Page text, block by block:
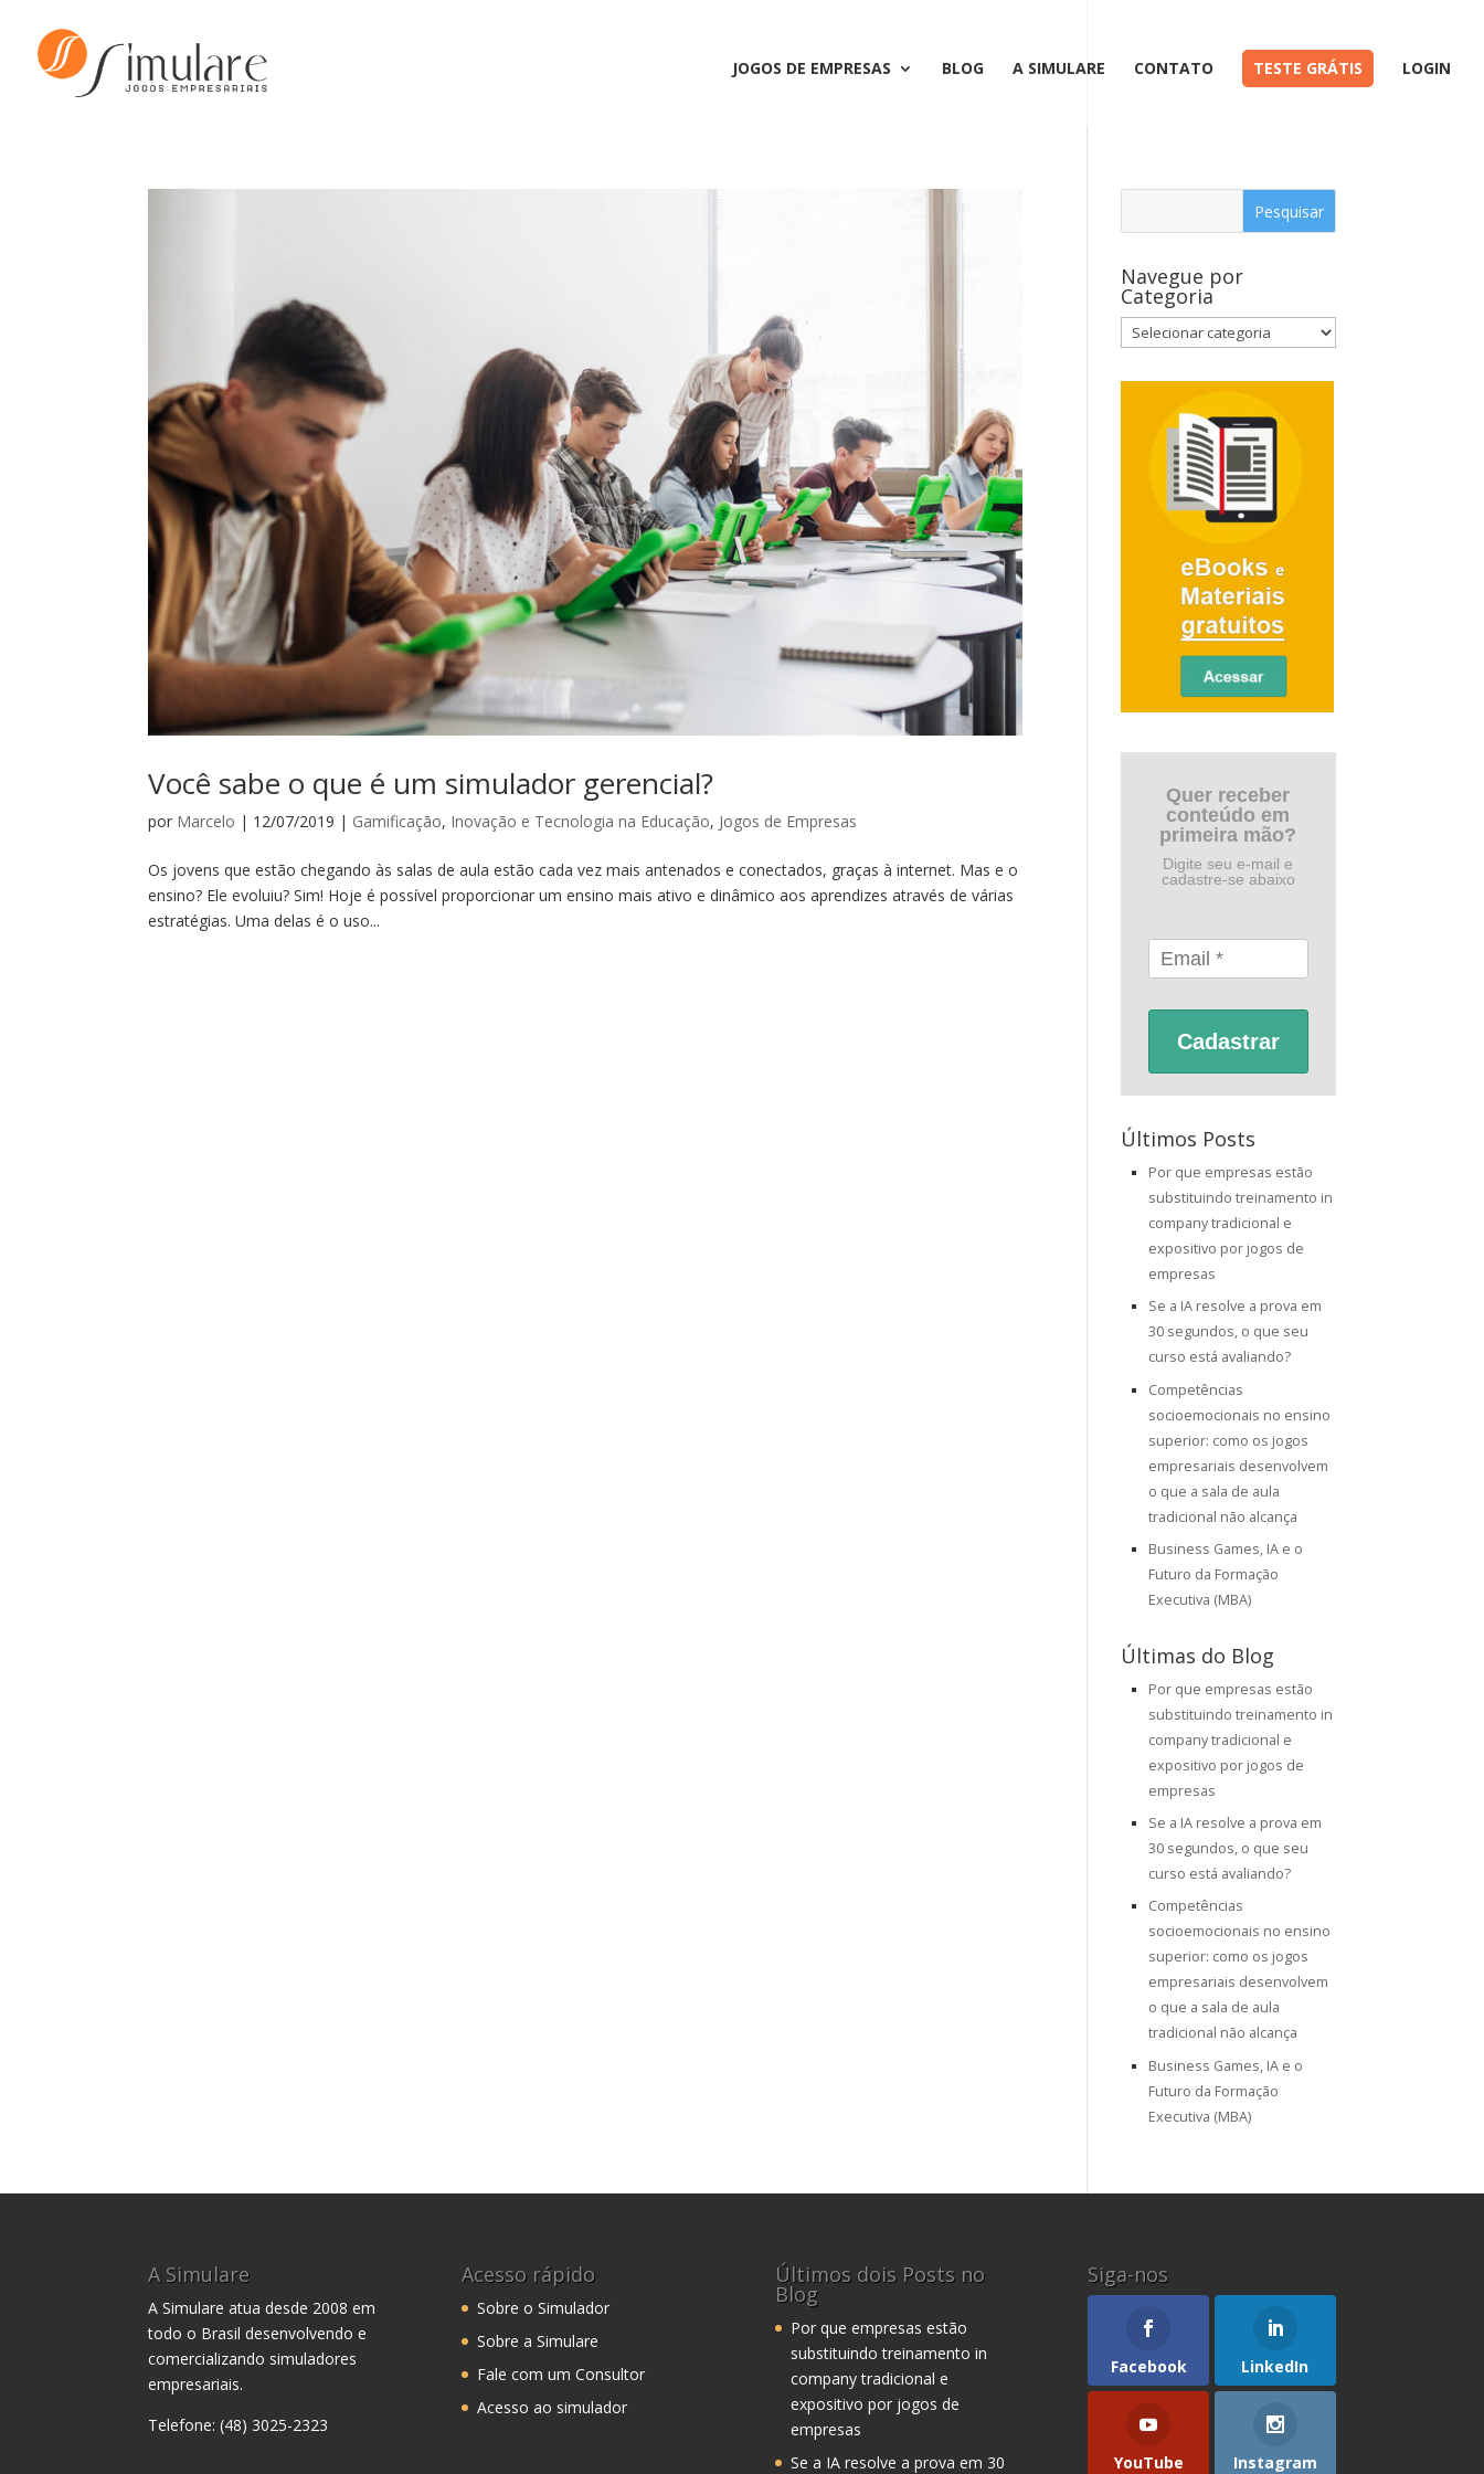
JOGOS DE EMPRESAS BLOG A SIMULARE CONTATO TESTE GRÁTIS LOGIN
Você sabe o que é um simulador gerencial?
por Marcelo | 12/07/2019 | Gamificação, Inovação e Tecnologia na Educação, Jogos de Empresas
Os jovens que estão chegando às salas de aula estão cada vez mais antenados e conectados, graças à internet. Mas e o
ensino? Ele evoluiu? Sim! Hoje é possível proporcionar um ensino mais ativo e dinâmico aos aprendizes através de várias
estratégias. Uma delas é o uso...
Navegue por
Categoria
Quer receber
conteúdo em
primeira mão?
Digite seu e-mail e
cadastre-se abaixo
Cadastrar
Últimos Posts
Por que empresas estão
substituindo treinamento in
company tradicional e
expositivo por jogos de
empresas
Se a IA resolve a prova em
30 segundos, o que seu
curso está avaliando?
Competências
socioemocionais no ensino
superior: como os jogos
empresariais desenvolvem
o que a sala de aula
tradicional não alcança
Business Games, IA e o
Futuro da Formação
Executiva (MBA)
Últimas do Blog
Por que empresas estão
substituindo treinamento in
company tradicional e
expositivo por jogos de
empresas
Se a IA resolve a prova em
30 segundos, o que seu
curso está avaliando?
Competências
socioemocionais no ensino
superior: como os jogos
empresariais desenvolvem
o que a sala de aula
tradicional não alcança
Business Games, IA e o
Futuro da Formação
Executiva (MBA)
A Simulare
A Simulare atua desde 2008 em
todo o Brasil desenvolvendo e
comercializando simuladores
empresariais.
Telefone: (48) 3025-2323
Acesso rápido
Sobre o Simulador
Sobre a Simulare
Fale com um Consultor
Acesso ao simulador
Últimos dois Posts no
Blog
Por que empresas estão
substituindo treinamento in
company tradicional e
expositivo por jogos de
empresas
Se a IA resolve a prova em 30
Siga-nos
Facebook LinkedIn
YouTube Instagram